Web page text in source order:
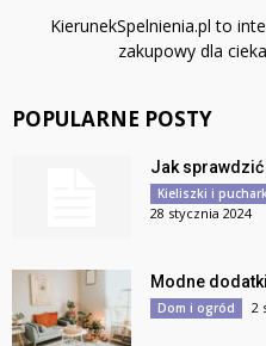
KierunekSpelnienia.pl to
zakupowy dla
POPULARNE POSTY
Jak sprawdzić
Kieliszki i
28 stycznia 2024
Modne
Dom i ogród 2